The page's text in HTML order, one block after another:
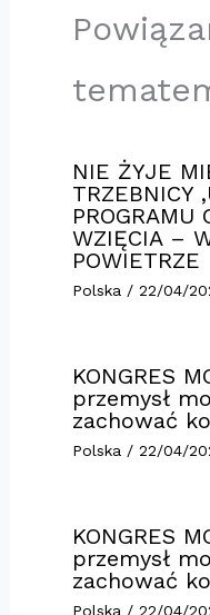
NIE ŻYJE
TRZEBNICY
PROGRAMU
WZIĘCIA –
POWIETRZE
Polska/ 22/04/
KONGRES
przemysł
zachować
Polska/ 22/04/
KONGRES
przemysł
zachować
Polska/ 22/04/